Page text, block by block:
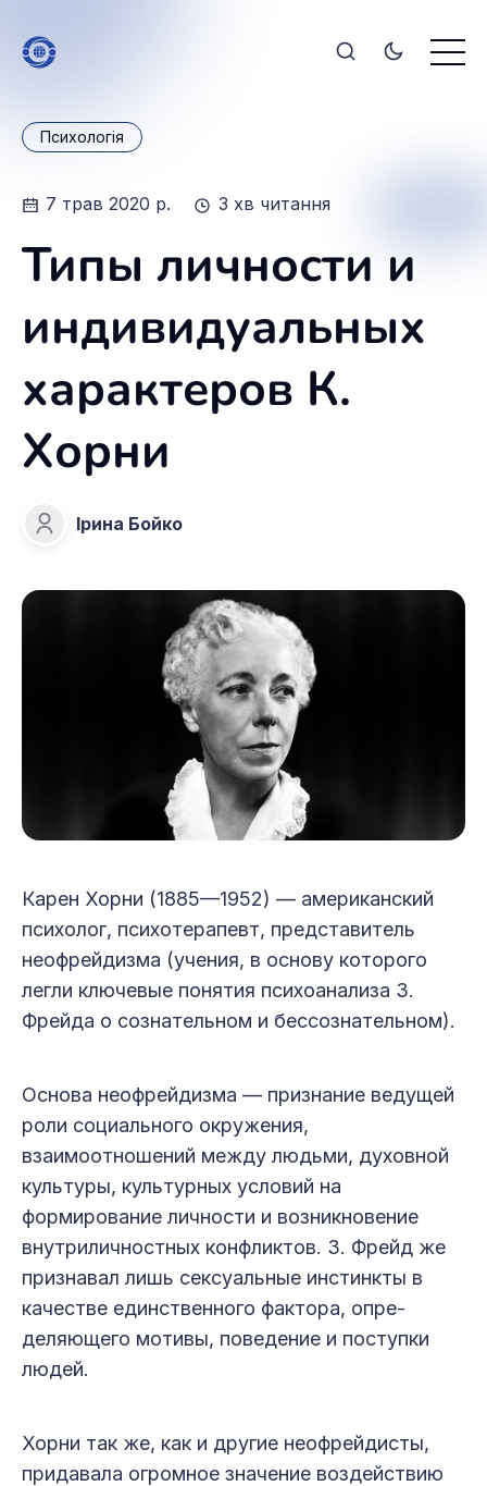
Психологія
7 трав 2020 р. 3 хв читання
Типы личности и
индивидуальных
характеров К.
Хорни
Ірина Бойко
Ірина Бойко
Карен Хорни (1885—1952) — американский
психолог, пси­хо­терапевт, представитель
неофрейдизма (учения, в основу которого
легли ключевые понятия психоанализа З.
Фрей­да о сознательном и бессознательном).
Основа неофрейдизма — признание ведущей
роли социального окружения,
взаимоотношений между людьми, духовной
культуры, куль­турных условий на
формирование личности и возникновение
внутриличностных конфликтов. З. Фрейд же
признавал лишь сексуальные инстинкты в
качестве единственного фактора, опре­
деляющего мотивы, поведение и поступки
людей.
Хорни так же, как и другие неофрейдисты,
придавала огромное значение воздействию